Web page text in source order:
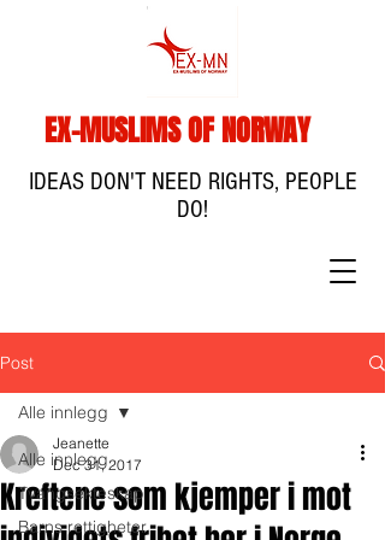
EX-MUSLIMS OF NORWAY
IDEAS DON'T NEED RIGHTS, PEOPLE
DO!
Post
Alle innlegg
Tvangsekteskap
Barns rettigheter
Alle innlegg
Kreftene som kjemper i mot
Jeanette
Dec 31, 2017